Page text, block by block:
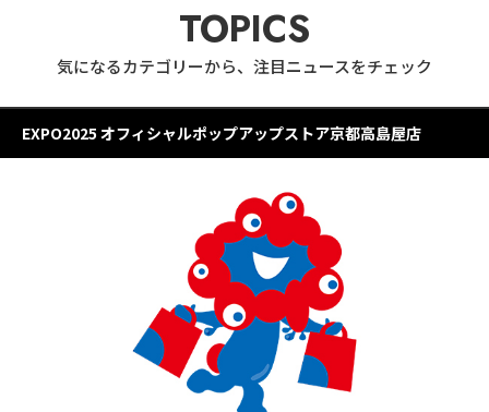
TOPICS
気になるカテゴリーから、注目ニュースをチェック
EXPO2025 オフィシャルポップアップストア京都高島屋店